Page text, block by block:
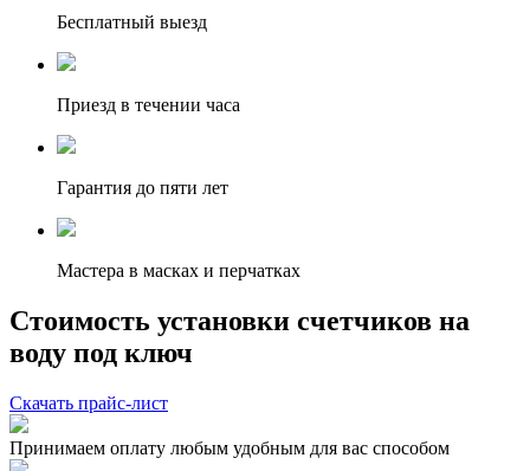
Бесплатный выезд
Приезд в течении часа
Гарантия до пяти лет
Мастера в масках и перчатках
Стоимость установки счетчиков на
воду под ключ
Скачать прайс-лист
Принимаем оплату любым удобным для вас способом